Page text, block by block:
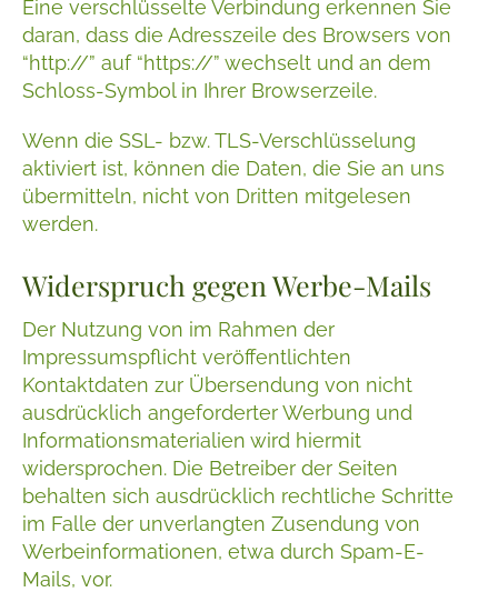
Eine verschlüsselte Verbindung erkennen Sie
daran, dass die Adresszeile des Browsers von
“http://” auf “https://” wechselt und an dem
Schloss-Symbol in Ihrer Browserzeile.
Wenn die SSL- bzw. TLS-Verschlüsselung
aktiviert ist, können die Daten, die Sie an uns
übermitteln, nicht von Dritten mitgelesen
werden.
Widerspruch gegen Werbe-Mails
Der Nutzung von im Rahmen der
Impressumspflicht veröffentlichten
Kontaktdaten zur Übersendung von nicht
ausdrücklich angeforderter Werbung und
Informationsmaterialien wird hiermit
widersprochen. Die Betreiber der Seiten
behalten sich ausdrücklich rechtliche Schritte
im Falle der unverlangten Zusendung von
Werbeinformationen, etwa durch Spam-E-
Mails, vor.